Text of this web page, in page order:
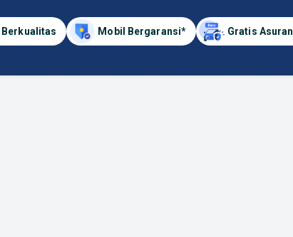
Berkualitas Mobil Bergaransi* Gratis